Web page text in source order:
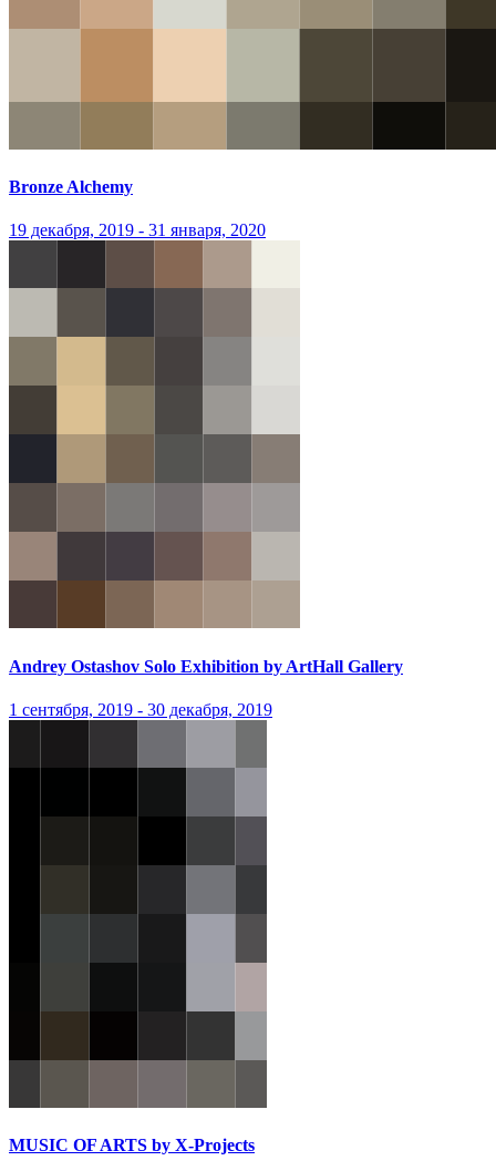
Bronze Alchemy
19 декабря, 2019 - 31 января, 2020
Andrey Ostashov Solo Exhibition by ArtHall Gallery
1 сентября, 2019 - 30 декабря, 2019
MUSIC OF ARTS by X-Projects